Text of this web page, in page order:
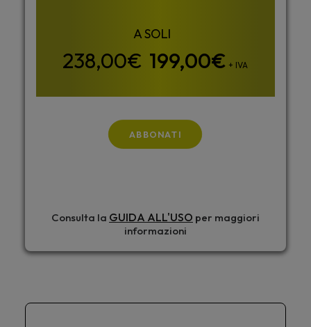
199,00€ + IVA
ABBONATI
Consulta la GUIDA ALL'USO per maggiori
informazioni